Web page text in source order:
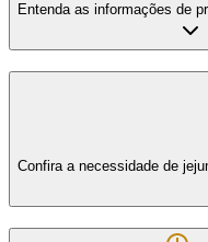
Entenda as informações de
Confira a necessidade de